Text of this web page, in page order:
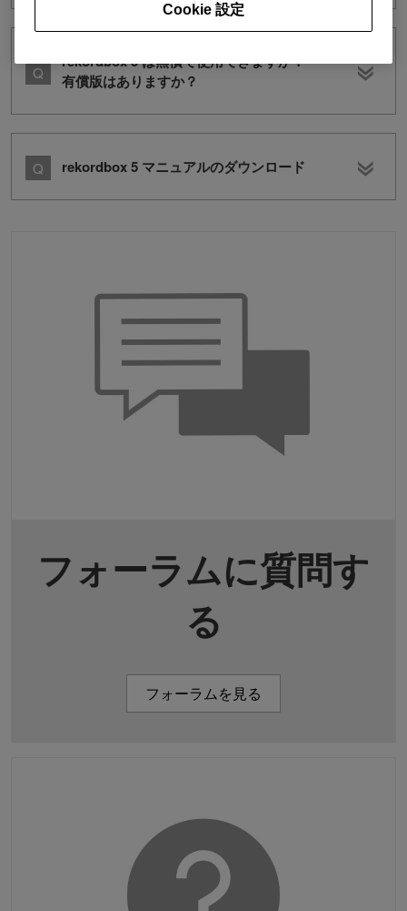
rekordbox 5 は無償で使用できますか？
有償版はありますか？
rekordbox 5 マニュアルのダウンロード
フォーラムに質問す
る
フォーラムを見る
Cookie 設定